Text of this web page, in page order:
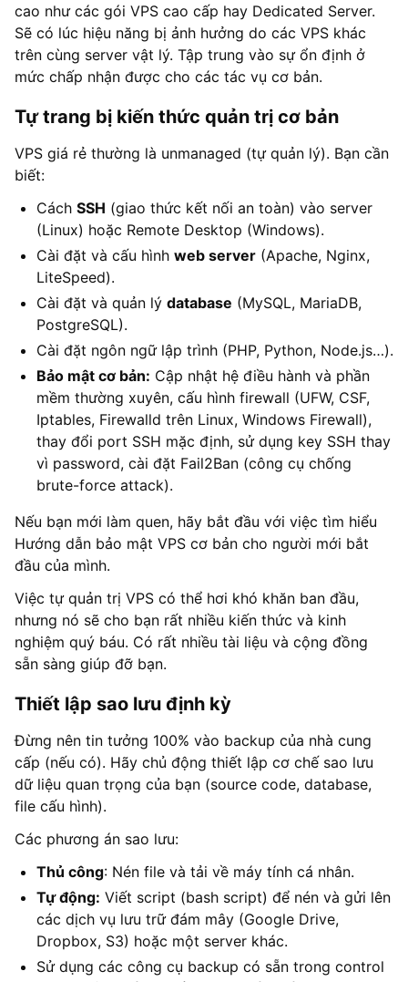
cao như các gói VPS cao cấp hay Dedicated Server.
Sẽ có lúc hiệu năng bị ảnh hưởng do các VPS khác
trên cùng server vật lý. Tập trung vào sự ổn định ở
mức chấp nhận được cho các tác vụ cơ bản.
Tự trang bị kiến thức quản trị cơ bản
VPS giá rẻ thường là unmanaged (tự quản lý). Bạn cần
biết:
Cách SSH (giao thức kết nối an toàn) vào server
(Linux) hoặc Remote Desktop (Windows).
Cài đặt và cấu hình web server (Apache, Nginx,
LiteSpeed).
Cài đặt và quản lý database (MySQL, MariaDB,
PostgreSQL).
Cài đặt ngôn ngữ lập trình (PHP, Python, Node.js…).
Bảo mật cơ bản: Cập nhật hệ điều hành và phần
mềm thường xuyên, cấu hình firewall (UFW, CSF,
Iptables, Firewalld trên Linux, Windows Firewall),
thay đổi port SSH mặc định, sử dụng key SSH thay
vì password, cài đặt Fail2Ban (công cụ chống
brute-force attack).
Nếu bạn mới làm quen, hãy bắt đầu với việc tìm hiểu
Hướng dẫn bảo mật VPS cơ bản cho người mới bắt
đầu của mình.
Việc tự quản trị VPS có thể hơi khó khăn ban đầu,
nhưng nó sẽ cho bạn rất nhiều kiến thức và kinh
nghiệm quý báu. Có rất nhiều tài liệu và cộng đồng
sẵn sàng giúp đỡ bạn.
Thiết lập sao lưu định kỳ
Đừng nên tin tưởng 100% vào backup của nhà cung
cấp (nếu có). Hãy chủ động thiết lập cơ chế sao lưu
dữ liệu quan trọng của bạn (source code, database,
file cấu hình).
Các phương án sao lưu:
Thủ công: Nén file và tải về máy tính cá nhân.
Tự động: Viết script (bash script) để nén và gửi lên
các dịch vụ lưu trữ đám mây (Google Drive,
Dropbox, S3) hoặc một server khác.
Sử dụng các công cụ backup có sẵn trong control